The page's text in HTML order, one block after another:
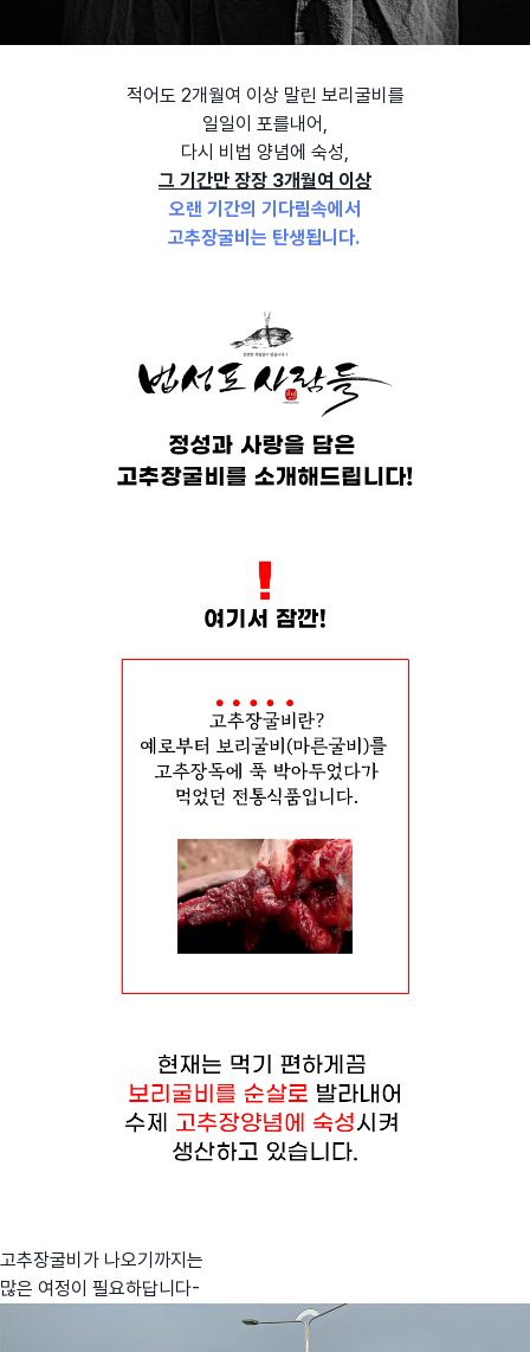
적어도 2개월여 이상 말린 보리굴비를
일일이 포를내어,
다시 비법 양념에 숙성,
그 기간만 장장 3개월여 이상
오랜 기간의 기다림속에서
고추장굴비는 탄생됩니다.
고추장굴비가 나오기까지는
많은 여정이 필요하답니다-